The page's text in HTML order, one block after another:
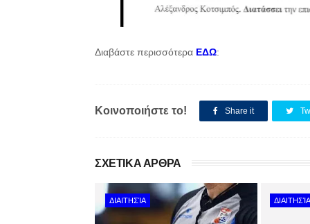
Διαβάστε περισσότερα ΕΔΩ:
Κοινοποιήστε το! Share it
ΣΧΕΤΙΚΑ ΑΡΘΡΑ
ΔΙΑΙΤΗΣΊΑ ΔΙΑΙΤΗΣΊΑ